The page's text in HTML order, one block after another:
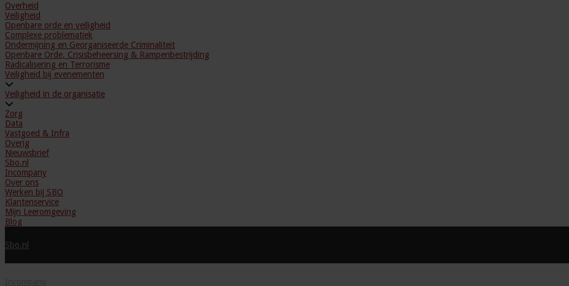
Overheid
Veiligheid
Openbare orde en veiligheid
Complexe problematiek
Ondermijning en Georganiseerde Criminaliteit
Openbare Orde, Crisisbeheersing & Rampenbestrijding
Radicalisering en Terrorisme
Veiligheid bij evenementen
Veiligheid in de organisatie
Zorg
Data
Vastgoed & Infra
Overig
Nieuwsbrief
Sbo.nl
Incompany
Over ons
Werken bij SBO
Klantenservice
Mijn Leeromgeving
Blog
Sbo.nl